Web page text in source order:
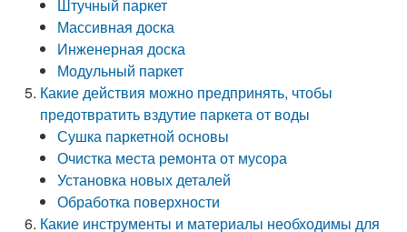
Штучный паркет
Массивная доска
Инженерная доска
Модульный паркет
Какие действия можно предпринять, чтобы
предотвратить вздутие паркета от воды
Сушка паркетной основы
Очистка места ремонта от мусора
Установка новых деталей
Обработка поверхности
Какие инструменты и материалы необходимы для